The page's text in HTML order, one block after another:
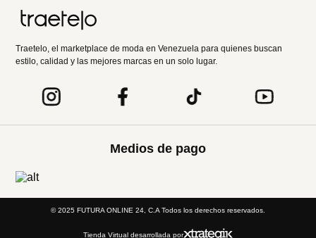
Traetelo, el marketplace de moda en Venezuela para quienes buscan
estilo, calidad y las mejores marcas en un solo lugar.
Medios de pago
© 2025 FUTURA ONLINE 24, C.A Todos los derechos reservados.
Tienda Virtual desarrollada por